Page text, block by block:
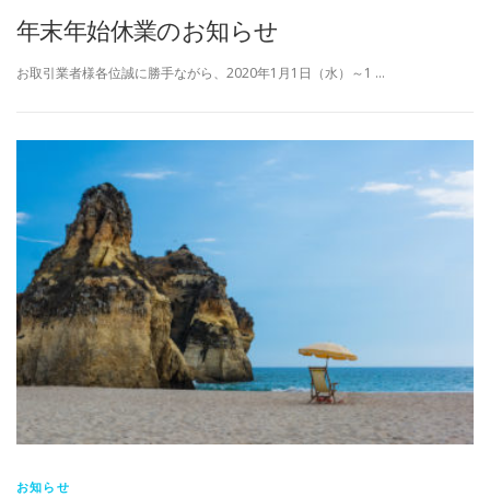
年末年始休業のお知らせ
お取引業者様各位誠に勝手ながら、2020年1月1日（水）～1 …
お知らせ